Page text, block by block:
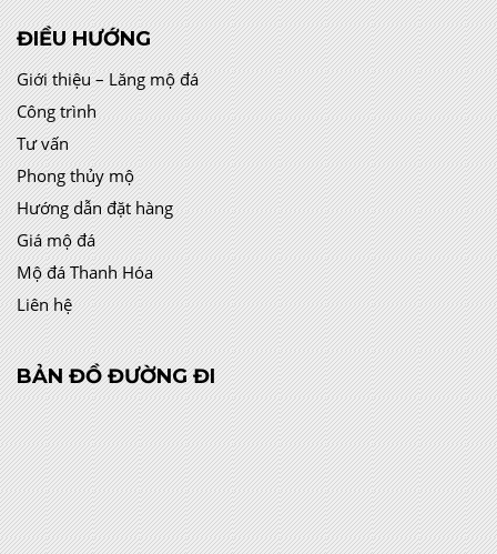
ĐIỀU HƯỚNG
Giới thiệu – Lăng mộ đá
Công trình
Tư vấn
Phong thủy mộ
Hướng dẫn đặt hàng
Giá mộ đá
Mộ đá Thanh Hóa
Liên hệ
BẢN ĐỒ ĐƯỜNG ĐI